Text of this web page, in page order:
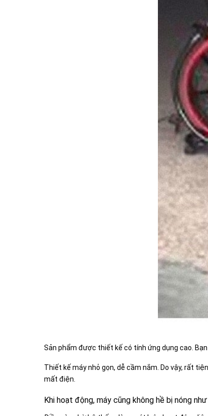
Sản phẩm được thiết kế có tính ứng dụng cao.
Thiết kế máy nhỏ gọn, dễ cầm nắm. Do vậy, rất
mất điện.
Khi hoạt động, máy cũng không hề bị nóng